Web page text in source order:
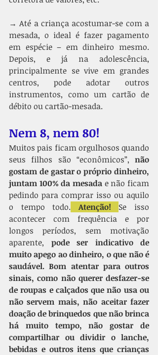
→ Até a criança acostumar-se com a
mesada, o ideal é fazer pagamento
em espécie – em dinheiro mesmo.
Depois, e já na adolescência,
principalmente se vive em grandes
centros, pode adotar outros
instrumentos, como um cartão de
débito ou cartão-mesada.
Nem 8, nem 80!
Muitos pais ficam orgulhosos quando
seus filhos são “econômicos”, não
gostam de gastar o próprio dinheiro,
juntam 100% da mesada e não ficam
pedindo para comprar isso ou aquilo
o tempo todo. Atenção!
Se isso
acontecer com frequência e por
longos períodos, sem motivação
aparente, pode ser indicativo de
muito apego ao dinheiro, o que não é
saudável. Bom atentar para outros
sinais, como não querer desfazer-se
de roupas e calçados que não usa ou
não servem mais, não aceitar fazer
doação de brinquedos que não brinca
há muito tempo, não gostar de
compartilhar ou dividir o lanche,
bebidas e outros itens que crianças